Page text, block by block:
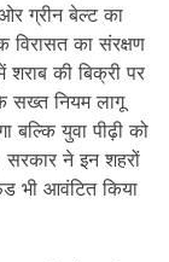
ग्रीन बेल्ट का
विरासत का संरक्षण
शराब की बिक्री पर
सख्त नियम लागू
बल्कि युवा पीढ़ी को
ने इन शहरों
भी आवंटित किया